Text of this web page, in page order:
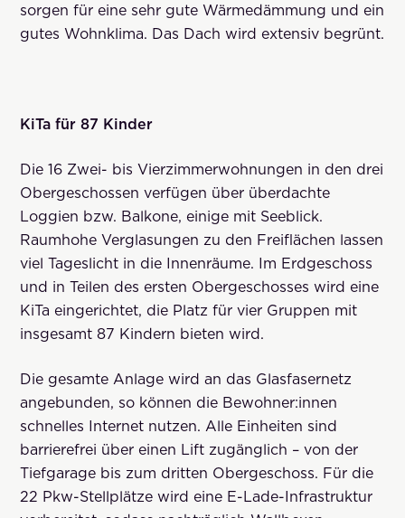
sorgen für eine sehr gute Wärmedämmung und ein
gutes Wohnklima. Das Dach wird extensiv begrünt.
KiTa für 87 Kinder
Die 16 Zwei- bis Vierzimmerwohnungen in den drei
Obergeschossen verfügen über überdachte
Loggien bzw. Balkone, einige mit Seeblick.
Raumhohe Verglasungen zu den Freiflächen lassen
viel Tageslicht in die Innenräume. Im Erdgeschoss
und in Teilen des ersten Obergeschosses wird eine
KiTa eingerichtet, die Platz für vier Gruppen mit
insgesamt 87 Kindern bieten wird.
Die gesamte Anlage wird an das Glasfasernetz
angebunden, so können die Bewohner:innen
schnelles Internet nutzen. Alle Einheiten sind
barrierefrei über einen Lift zugänglich – von der
Tiefgarage bis zum dritten Obergeschoss. Für die
22 Pkw-Stellplätze wird eine E-Lade-Infrastruktur